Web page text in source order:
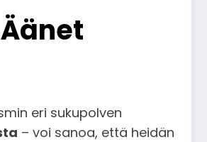
eri sukupolven
– voi sanoa, että heidän